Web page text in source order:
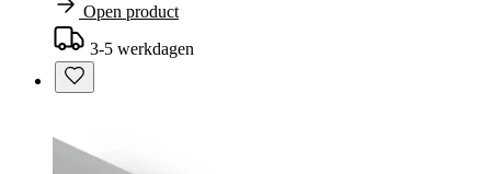
Open product
3-5 werkdagen